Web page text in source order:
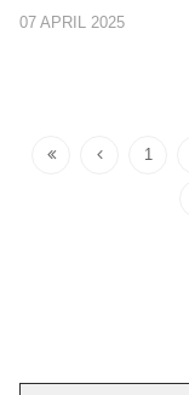
07 APRIL 2025
1